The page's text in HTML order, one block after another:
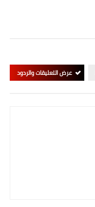
عرض التعليقات والردود